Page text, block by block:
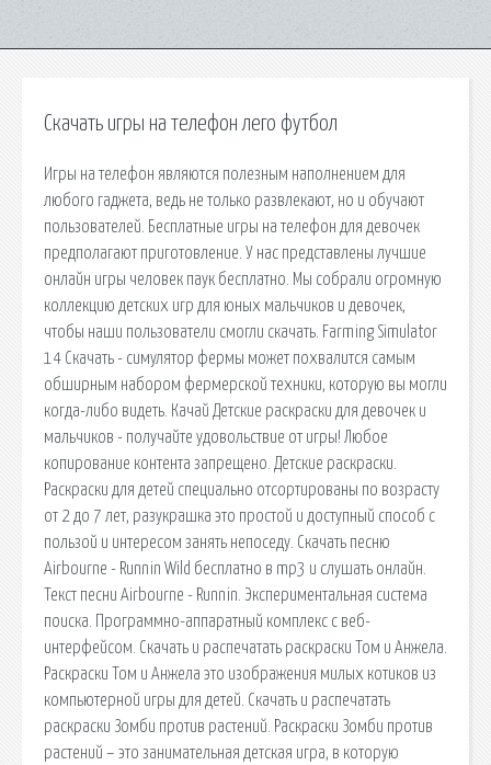
Скачать игры на телефон лего футбол
Игры на телефон являются полезным наполнением для
любого гаджета, ведь не только развлекают, но и обучают
пользователей. Бесплатные игры на телефон для девочек
предполагают приготовление. У нас представлены лучшие
онлайн игры человек паук бесплатно. Мы собрали огромную
коллекцию детских игр для юных мальчиков и девочек,
чтобы наши пользователи смогли скачать. Farming Simulator
14 Скачать - симулятор фермы может похвалится самым
обширным набором фермерской техники, которую вы могли
когда-либо видеть. Качай Детские раскраски для девочек и
мальчиков - получайте удовольствие от игры! Любое
копирование контента запрещено. Детские раскраски.
Раскраски для детей специально отсортированы по возрасту
от 2 до 7 лет, разукрашка это простой и доступный способ с
пользой и интересом занять непоседу. Скачать песню
Airbourne - Runnin Wild бесплатно в mp3 и слушать онлайн.
Текст песни Airbourne - Runnin. Экспериментальная система
поиска. Программно-аппаратный комплекс с веб-
интерфейсом. Скачать и распечатать раскраски Том и Анжела.
Раскраски Том и Анжела это изображения милых котиков из
компьютерной игры для детей. Скачать и распечатать
раскраски Зомби против растений. Раскраски Зомби против
растений – это занимательная детская игра, в которую